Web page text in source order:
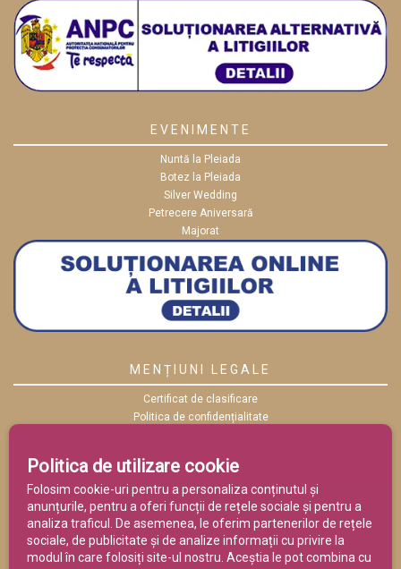
EVENIMENTE
Nuntă la Pleiada
Botez la Pleiada
Silver Wedding
Petrecere Aniversară
Majorat
MENȚIUNI LEGALE
Certificat de clasificare
Politica de confidențialitate
Termeni și condiții
Politica de utilizare cookie
Folosim cookie-uri pentru a personaliza conținutul și
anunțurile, pentru a oferi funcții de rețele sociale și pentru a
analiza traficul. De asemenea, le oferim partenerilor de rețele
sociale, de publicitate și de analize informații cu privire la
modul în care folosiți site-ul nostru. Aceștia le pot combina cu